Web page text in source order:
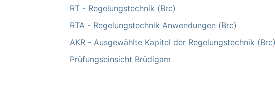
RT - Regelungstechnik (Brc)
RTA - Regelungstechnik Anwendungen (Brc)
AKR - Ausgewählte Kapitel der Regelungstechnik (Brc)
Prüfungseinsicht Brüdigam